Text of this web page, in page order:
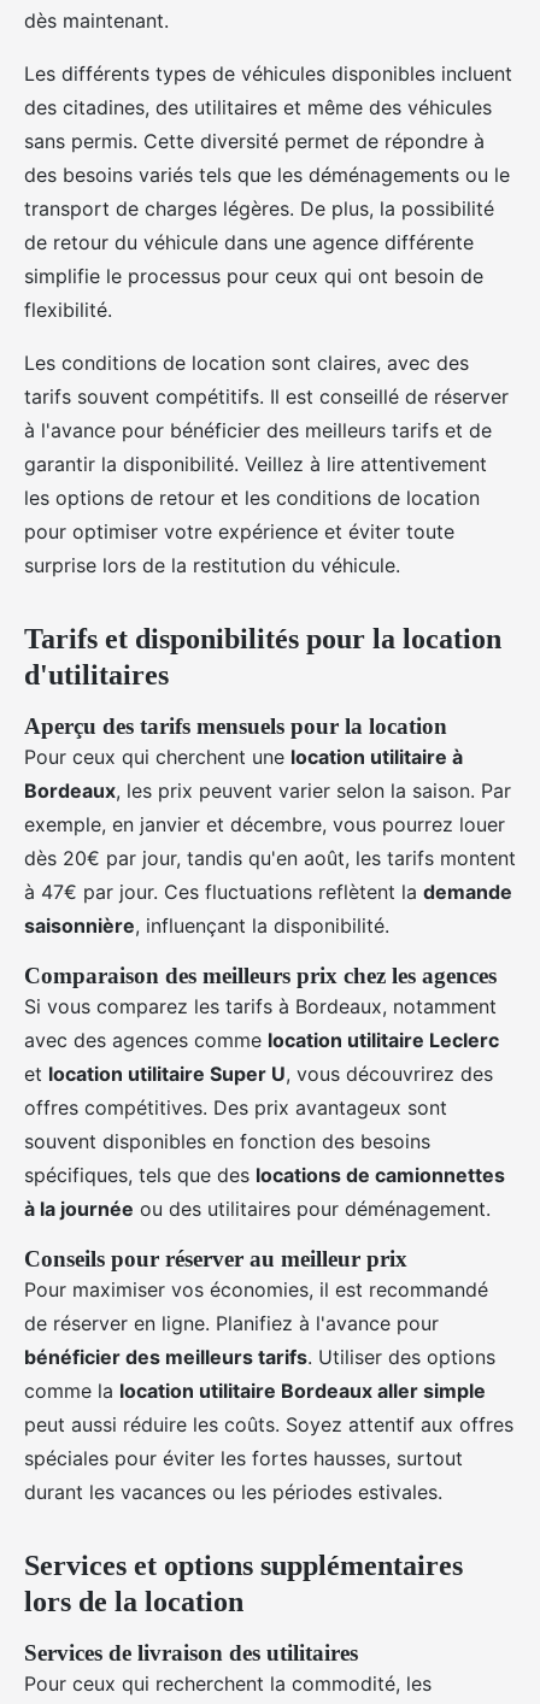
dès maintenant.
Les différents types de véhicules disponibles incluent
des citadines, des utilitaires et même des véhicules
sans permis. Cette diversité permet de répondre à
des besoins variés tels que les déménagements ou le
transport de charges légères. De plus, la possibilité
de retour du véhicule dans une agence différente
simplifie le processus pour ceux qui ont besoin de
flexibilité.
Les conditions de location sont claires, avec des
tarifs souvent compétitifs. Il est conseillé de réserver
à l'avance pour bénéficier des meilleurs tarifs et de
garantir la disponibilité. Veillez à lire attentivement
les options de retour et les conditions de location
pour optimiser votre expérience et éviter toute
surprise lors de la restitution du véhicule.
Tarifs et disponibilités pour la location
d'utilitaires
Aperçu des tarifs mensuels pour la location
Pour ceux qui cherchent une location utilitaire à
Bordeaux, les prix peuvent varier selon la saison. Par
exemple, en janvier et décembre, vous pourrez louer
dès 20€ par jour, tandis qu'en août, les tarifs montent
à 47€ par jour. Ces fluctuations reflètent la demande
saisonnière, influençant la disponibilité.
Comparaison des meilleurs prix chez les agences
Si vous comparez les tarifs à Bordeaux, notamment
avec des agences comme location utilitaire Leclerc
et location utilitaire Super U, vous découvrirez des
offres compétitives. Des prix avantageux sont
souvent disponibles en fonction des besoins
spécifiques, tels que des locations de camionnettes
à la journée ou des utilitaires pour déménagement.
Conseils pour réserver au meilleur prix
Pour maximiser vos économies, il est recommandé
de réserver en ligne. Planifiez à l'avance pour
bénéficier des meilleurs tarifs. Utiliser des options
comme la location utilitaire Bordeaux aller simple
peut aussi réduire les coûts. Soyez attentif aux offres
spéciales pour éviter les fortes hausses, surtout
durant les vacances ou les périodes estivales.
Services et options supplémentaires
lors de la location
Services de livraison des utilitaires
Pour ceux qui recherchent la commodité, les